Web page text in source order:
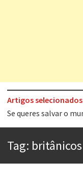
Artigos selecionados
Tem que filmar isso
Aprender a fracassar
Tag: britânicos